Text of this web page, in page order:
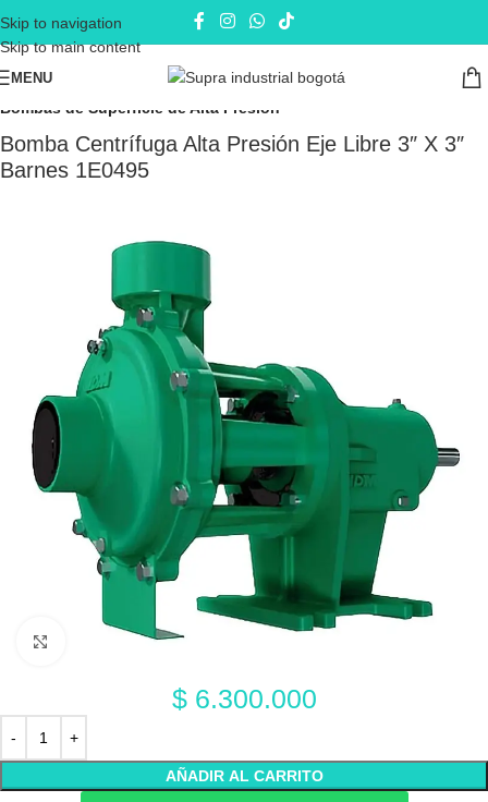
Skip to navigation
Skip to main content
MENU
Inicio Electrobombas - bombas eléctricas Bombas de Superficie
Bombas de Superficie de Alta Presión
Bomba Centrífuga Alta Presión Eje Libre 3″ X 3″
Barnes 1E0495
Click to enlarge
$6.300.000
AÑADIR AL CARRITO